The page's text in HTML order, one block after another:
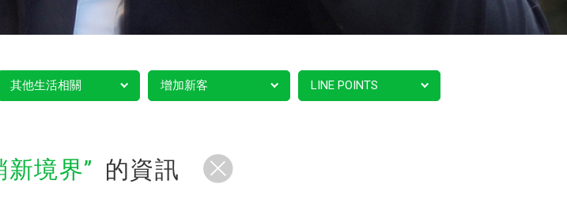
其他生活相關 增加新客 LINE POINTS
新境界 的資訊